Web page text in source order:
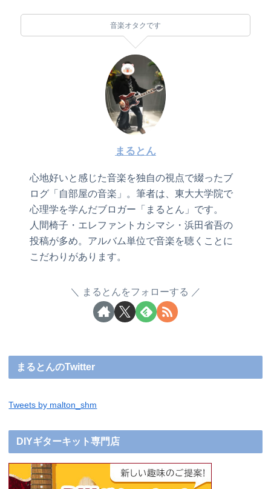
音楽オタクです
まるとん
心地好いと感じた音楽を独自の視点で綴ったブ
ログ「自部屋の音楽」。筆者は、東大大学院で
心理学を学んだブロガー「まるとん」です。
人間椅子・エレファントカシマシ・浜田省吾の
投稿が多め。アルバム単位で音楽を聴くことに
こだわりがあります。
まるとんをフォローする
まるとんのTwitter
Tweets by malton_shm
DIYギターキット専門店